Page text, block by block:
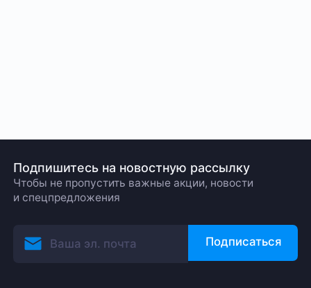
Подпишитесь на новостную рассылку
Чтобы не пропустить важные акции, новости
и спецпредложения
Подписаться